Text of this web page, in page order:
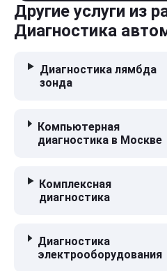
Другие услуги из
Диагностика
Диагностика лямбда
зонда
Компьютерная
диагностика в Москве
Комплексная
диагностика
Диагностика
электрооборудования